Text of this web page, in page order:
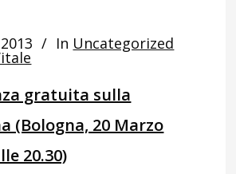
In Uncategorized
gratuita sulla
(Bologna, 20 Marzo
20.30)